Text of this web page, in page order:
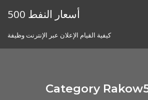
أسعار النفط 500
كيفية القيام الإعلان عبر الإنترنت وظيفة
Category